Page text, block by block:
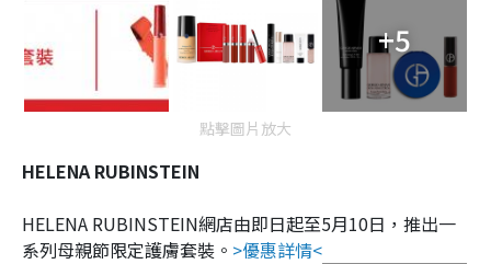
+5
點擊圖片放大
HELENA RUBINSTEIN
HELENA RUBINSTEIN網店由即日起至5月10日，推出一
系列母親節限定護膚套裝。 >優惠詳情<